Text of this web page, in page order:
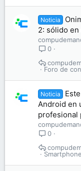
Noticia
2: sólido
0
Foro de
Noticia
Android en
profesional
0